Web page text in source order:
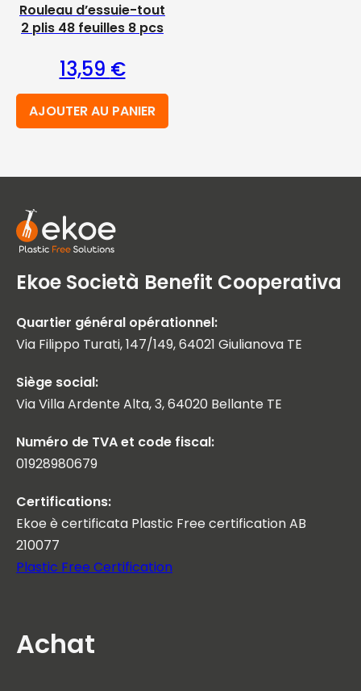
Rouleau d’essuie-tout
2 plis 48 feuilles 8 pcs
13,59 €
AJOUTER AU PANIER
Ekoe Società Benefit Cooperativa
Quartier général opérationnel:
Via Filippo Turati, 147/149, 64021 Giulianova TE
Siège social:
Via Villa Ardente Alta, 3, 64020 Bellante TE
Numéro de TVA et code fiscal:
01928980679
Certifications:
Ekoe è certificata Plastic Free certification AB
210077
Plastic Free Certification
Achat